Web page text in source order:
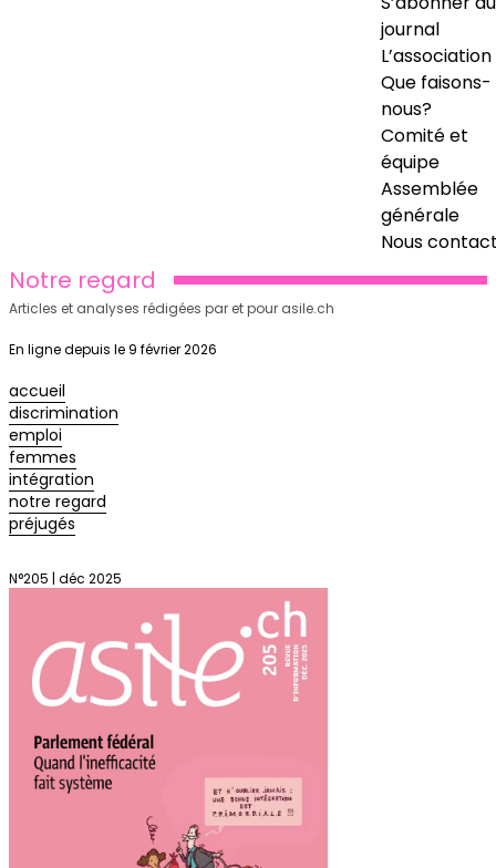
journal
L’association
Que faisons-
nous?
Comité et
équipe
Assemblée
générale
Nous
Notre regard
Articles et analyses rédigées par et pour asile.ch
En ligne depuis le 9 février 2026
accueil
discrimination
emploi
femmes
intégration
notre regard
préjugés
N°205 | déc 2025